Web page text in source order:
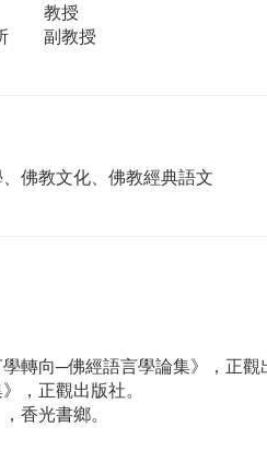
教授
所 副教授
佛教文化、佛教經典語文
轉向─佛經語言學論集》，正觀
，正觀出版社。
香光書鄉。